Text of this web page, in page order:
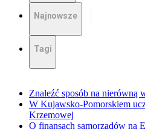
Najnowsze
Tagi
Znaleźć sposób na nierówną
W Kujawsko-Pomorskiem
Krzemowej
O finansach samorządów na